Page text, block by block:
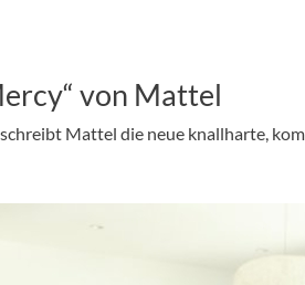
von Mattel
Mattel die neue knallharte,